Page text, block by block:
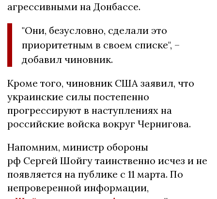
агрессивными на Донбассе.
"Они, безусловно, сделали это
приоритетным в своем списке", –
добавил чиновник.
Кроме того, чиновник США заявил, что
украинские силы постепенно
прогрессируют в наступлениях на
российские войска вокруг Чернигова.
Напомним, министр обороны
рф Сергей Шойгу таинственно исчез и не
появляется на публике с 11 марта. По
непроверенной информации,